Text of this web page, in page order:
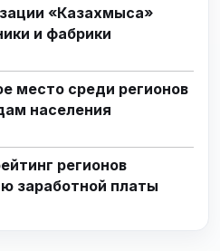
«Казахмыса»
и фабрики
место среди регионов
населения
регионов
заработной платы